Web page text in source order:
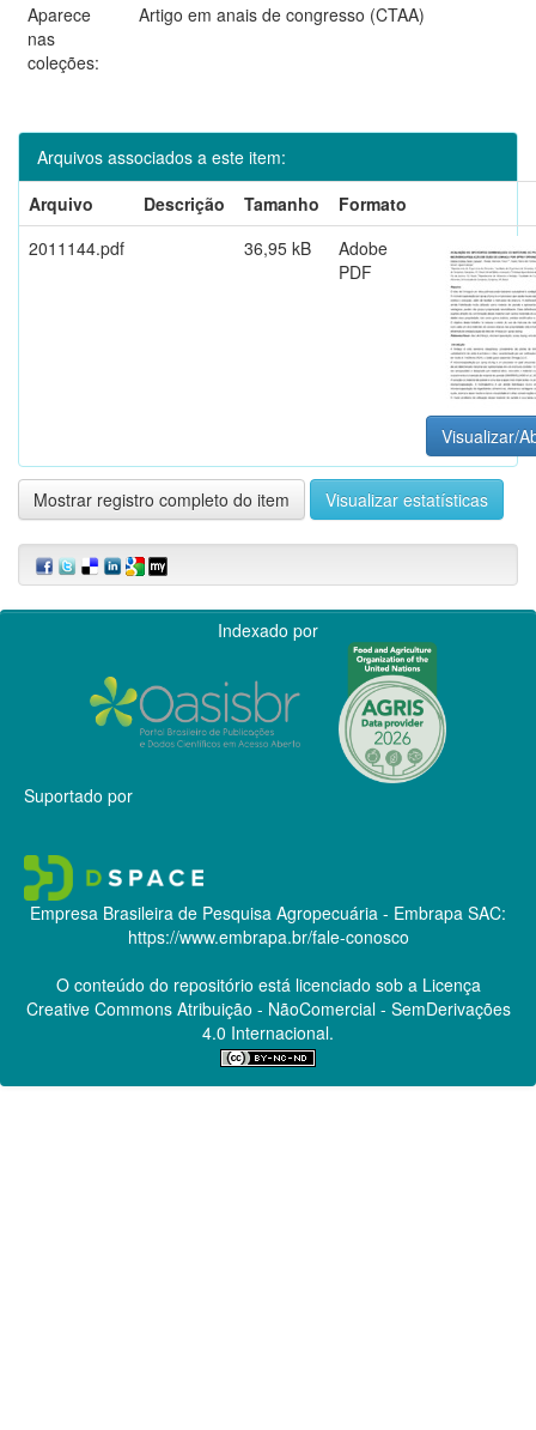
Aparece
nas
coleções:
Artigo em anais de congresso (CTAA)
Arquivos associados a este item:
Arquivo
Descrição Tamanho
Formato
2011144.pdf
36,95 kB
Adobe
PDF
Visualizar/
Mostrar registro completo do item Visualizar estatísticas
Indexado por
Suportado por
Empresa Brasileira de Pesquisa Agropecuária - Embrapa SAC:
https://www.embrapa.br/fale-conosco
O conteúdo do repositório está licenciado sob a Licença
Creative CommonsAtribuição - NãoComercial - SemDerivações
4.0 Internacional.